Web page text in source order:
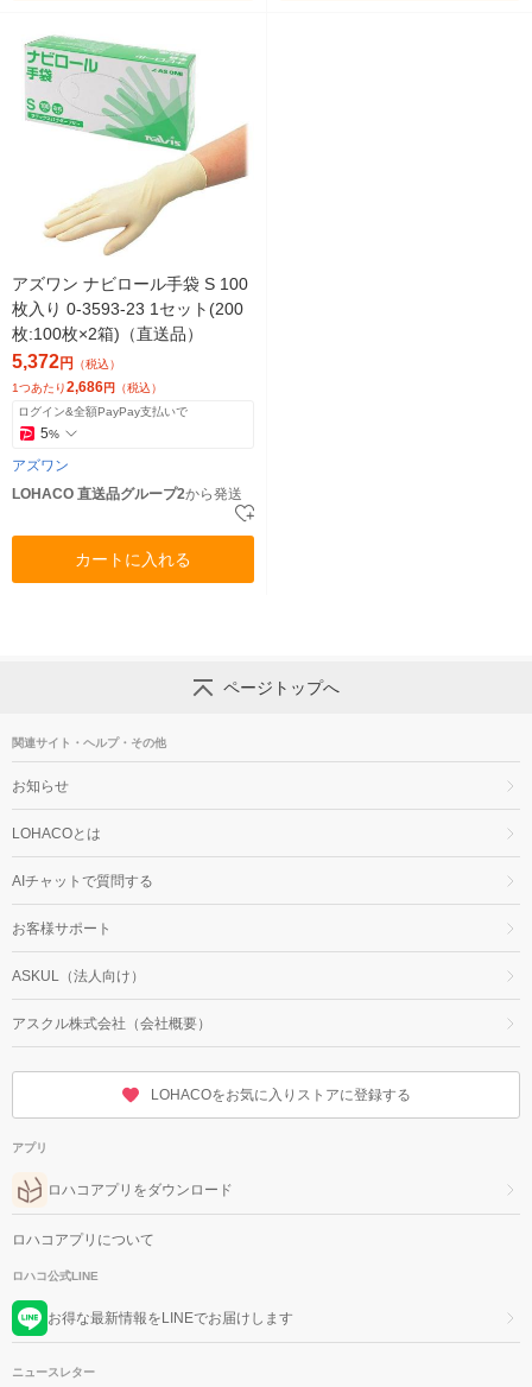
アズワン ナビロール手袋 S 100
枚入り 0-3593-23 1セット(200
枚:100枚×2箱)（直送品）
5,372円
（税込）
1つあたり2,686円 （税込）
ログイン&全額PayPay支払いで
5%
アズワン
LOHACO 直送品グループ2から発送
カートに入れる
ページトップへ
関連サイト・ヘルプ・その他
お知らせ
LOHACOとは
AIチャットで質問する
お客様サポート
ASKUL（法人向け）
アスクル株式会社（会社概要）
LOHACOをお気に入りストアに登録する
アプリ
ロハコアプリをダウンロード
ロハコアプリについて
ロハコ公式LINE
お得な最新情報をLINEでお届けします
ニュースレター